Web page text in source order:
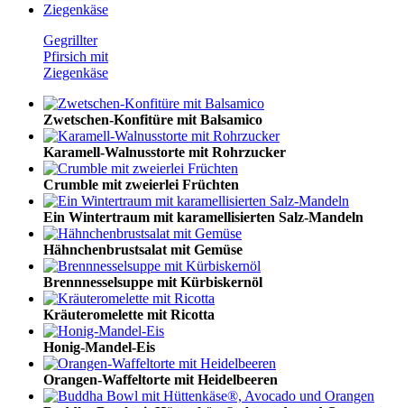
Gegrillter
Pfirsich mit
Ziegenkäse
Zwetschen-Konfitüre mit Balsamico
Karamell-Walnusstorte mit Rohrzucker
Crumble mit zweierlei Früchten
Ein Wintertraum mit karamellisierten Salz-Mandeln
Hähnchenbrustsalat mit Gemüse
Brennnesselsuppe mit Kürbiskernöl
Kräuteromelette mit Ricotta
Honig-Mandel-Eis
Orangen-Waffeltorte mit Heidelbeeren